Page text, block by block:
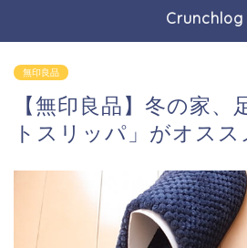
Crunchlog
無印良品
【無印良品】冬の家、
トスリッパ」がオスス